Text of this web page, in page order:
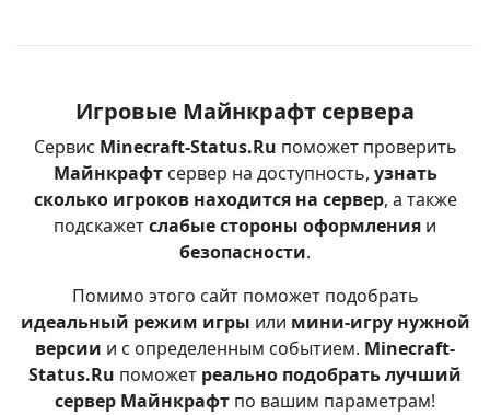
Игровые Майнкрафт сервера
Сервис Minecraft-Status.Ru поможет проверить
Майнкрафтсервер на доступность, узнать
сколько игроков находится на сервер, а также
подскажетслабые стороны оформления и
безопасности.
Помимо этого сайт поможет подобрать
идеальный режим игры или мини-игру нужной
версии и с определенным событием. Minecraft-
Status.Ru поможет реально подобрать лучший
сервер Майнкрафт по вашим параметрам!